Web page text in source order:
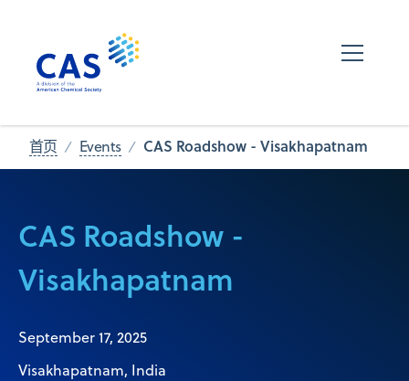
首页 Events CAS Roadshow - Visakhapatnam
CAS Roadshow -
Visakhapatnam
September 17, 2025
Visakhapatnam, India